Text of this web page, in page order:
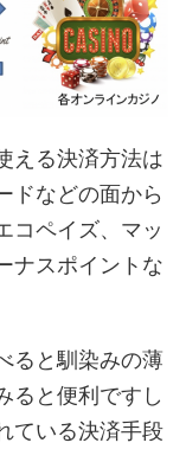
える決済方法は
ドなどの面から
コペイズ、マッ
ナスポイントな
ると馴染みの薄
ると便利ですし
ている決済手段